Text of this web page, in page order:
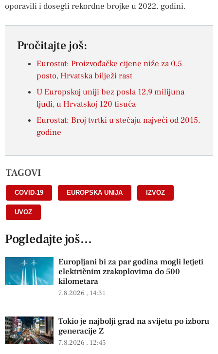
oporavili i dosegli rekordne brojke u 2022. godini.
Pročitajte još:
Eurostat: Proizvođačke cijene niže za 0,5
posto, Hrvatska bilježi rast
U Europskoj uniji bez posla 12,9 milijuna
ljudi, u Hrvatskoj 120 tisuća
Eurostat: Broj tvrtki u stečaju najveći od 2015.
godine
TAGOVI
COVID-19 EUROPSKA UNIJA IZVOZ
UVOZ
Pogledajte još...
Europljani bi za par godina mogli letjeti
električnim zrakoplovima do 500
kilometara
7.8.2026 14:31
Tokio je najbolji grad na svijetu po izboru
generacije Z
7.8.2026 12:45